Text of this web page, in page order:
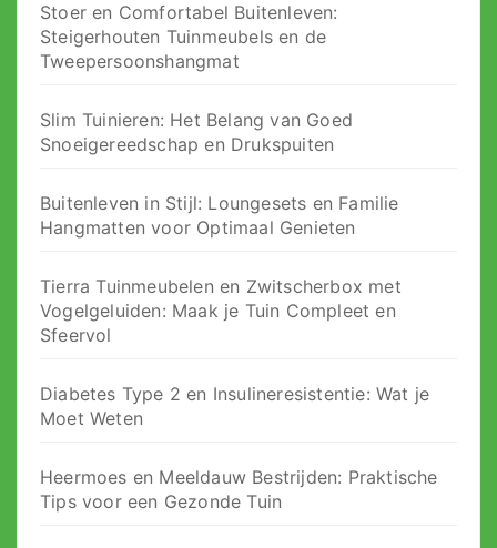
Stoer en Comfortabel Buitenleven:
Steigerhouten Tuinmeubels en de
Tweepersoonshangmat
Slim Tuinieren: Het Belang van Goed
Snoeigereedschap en Drukspuiten
Buitenleven in Stijl: Loungesets en Familie
Hangmatten voor Optimaal Genieten
Tierra Tuinmeubelen en Zwitscherbox met
Vogelgeluiden: Maak je Tuin Compleet en
Sfeervol
Diabetes Type 2 en Insulineresistentie: Wat je
Moet Weten
Heermoes en Meeldauw Bestrijden: Praktische
Tips voor een Gezonde Tuin